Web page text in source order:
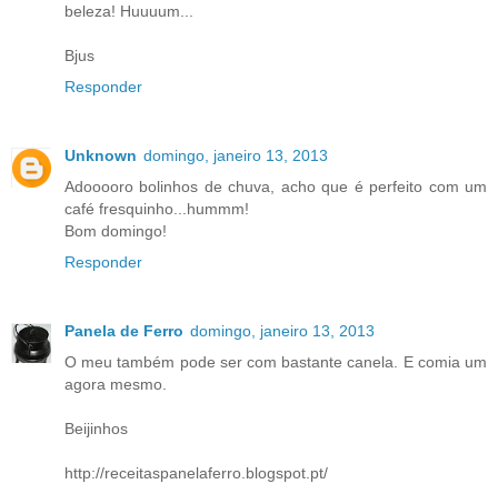
beleza! Huuuum...
Bjus
Responder
Unknown domingo, janeiro 13, 2013
Adooooro bolinhos de chuva, acho que é perfeito com um
café fresquinho...hummm!
Bom domingo!
Responder
Panela de Ferro domingo, janeiro 13, 2013
O meu também pode ser com bastante canela. E comia um
agora mesmo.
Beijinhos
http://receitaspanelaferro.blogspot.pt/